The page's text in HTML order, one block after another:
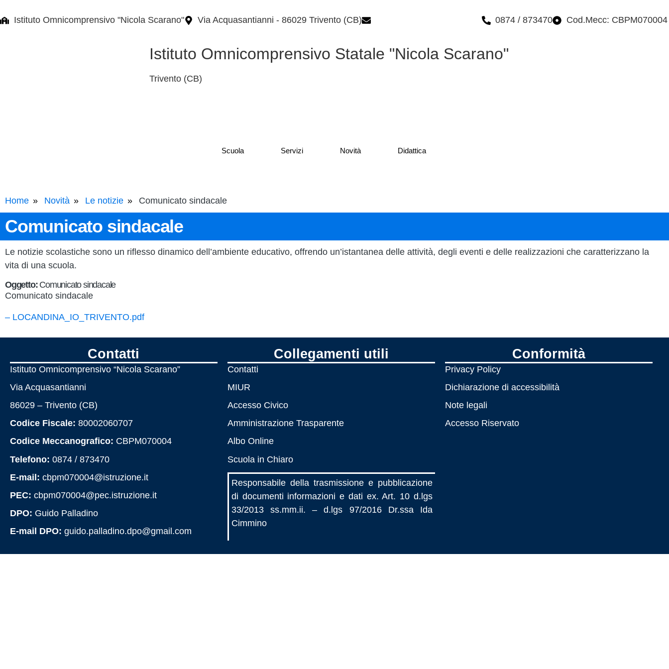
Istituto Omnicomprensivo "Nicola Scarano" Via Acquasantianni - 86029 Trivento (CB) 0874 / 873470 Cod.Mecc: CBPM070004
Istituto Omnicomprensivo Statale "Nicola Scarano"
Trivento (CB)
Scuola Servizi Novità Didattica
Home Novità Le notizie Comunicato sindacale
Comunicato sindacale
Le notizie scolastiche sono un riflesso dinamico dell’ambiente educativo, offrendo un’istantanea delle attività, degli eventi e delle realizzazioni che caratterizzano la
vita di una scuola.
Oggetto: Comunicato sindacale
Comunicato sindacale
– LOCANDINA_IO_TRIVENTO.pdf
Contatti
Istituto Omnicomprensivo “Nicola Scarano”
Via Acquasantianni
86029 – Trivento (CB)
Codice Fiscale: 80002060707
Codice Meccanografico: CBPM070004
Telefono: 0874 / 873470
E-mail: cbpm070004@istruzione.it
PEC: cbpm070004@pec.istruzione.it
DPO: Guido Palladino
E-mail DPO: guido.palladino.dpo@gmail.com
Collegamenti utili
Contatti
MIUR
Accesso Civico
Amministrazione Trasparente
Albo Online
Scuola in Chiaro
Responsabile della trasmissione e pubblicazione
di documenti informazioni e dati ex. Art. 10 d.lgs
33/2013 ss.mm.ii. – d.lgs 97/2016 Dr.ssa Ida
Cimmino
Conformità
Privacy Policy
Dichiarazione di accessibilità
Note legali
Accesso Riservato